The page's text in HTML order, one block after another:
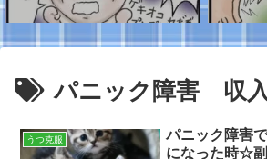
パニック障害 収
うつ克服
パニック障害
になった時☆